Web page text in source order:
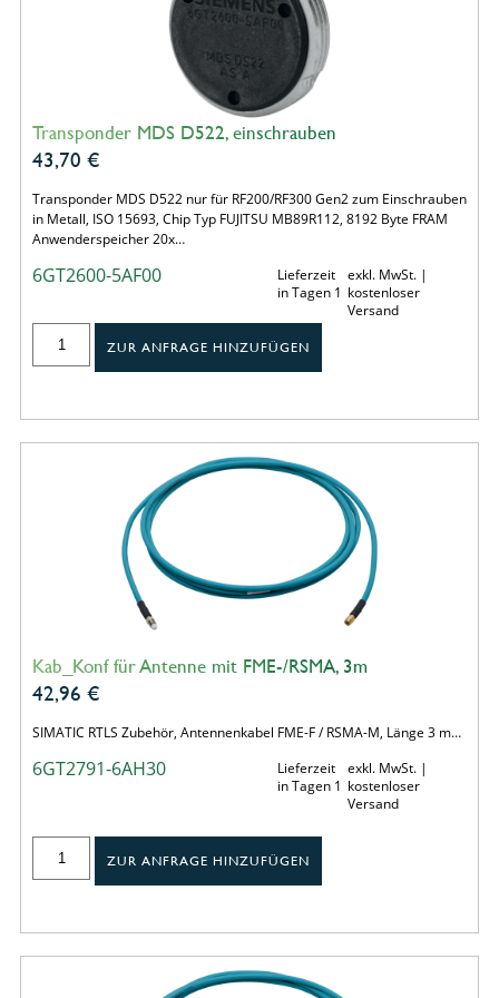
Transponder MDS D522, einschrauben
43,70 €
Transponder MDS D522 nur für RF200/RF300 Gen2 zum Einschrauben
in Metall, ISO 15693, Chip Typ FUJITSU MB89R112, 8192 Byte FRAM
Anwenderspeicher 20x…
6GT2600-5AF00
Lieferzeit
in Tagen 1
exkl. MwSt. |
kostenloser
Versand
ZUR ANFRAGE HINZUFÜGEN
Kab_Konf für Antenne mit FME-/RSMA, 3m
42,96 €
SIMATIC RTLS Zubehör, Antennenkabel FME-F / RSMA-M, Länge 3 m…
6GT2791-6AH30
Lieferzeit
in Tagen 1
exkl. MwSt. |
kostenloser
Versand
ZUR ANFRAGE HINZUFÜGEN